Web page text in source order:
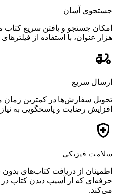
جستجوی آسان
هزار عنوان، با استفاده از
ارسال سریع
تحویل سفارش‌ها در کمترین
افزایش رضایت و پاسخگویی به
سلامت فیزیکی
اطمینان از دریافت کتاب‌های
حرفه‌ای که از آسیب دیدن کتاب
می‌کند.